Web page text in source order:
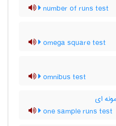
number of runs test
omega square test
omnibus test
ای
one sample runs test